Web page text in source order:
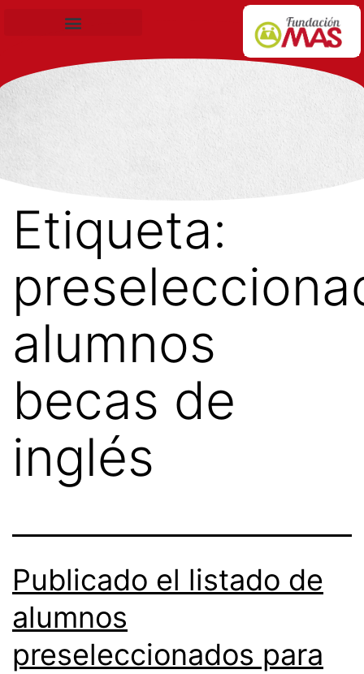
Etiqueta:
alumnos
becas de
inglés
Publicado el listado de
alumnos
preseleccionados para